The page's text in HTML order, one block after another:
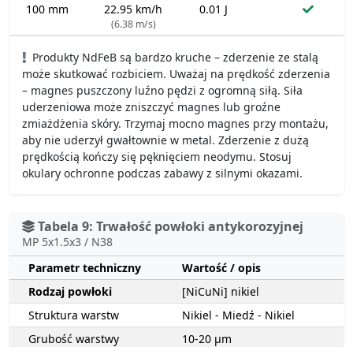
100 mm 22.95 km/h
(6.38 m/s)
0.01 J
Produkty NdFeB są bardzo kruche – zderzenie ze stalą
może skutkować rozbiciem. Uważaj na prędkość zderzenia
– magnes puszczony luźno pędzi z ogromną siłą. Siła
uderzeniowa może zniszczyć magnes lub groźne
zmiażdżenia skóry. Trzymaj mocno magnes przy montażu,
aby nie uderzył gwałtownie w metal. Zderzenie z dużą
prędkością kończy się pęknięciem neodymu. Stosuj
okulary ochronne podczas zabawy z silnymi okazami.
Tabela 9: Trwałość powłoki antykorozyjnej
MP 5x1.5x3 / N38
Parametr techniczny
Wartość / opis
Rodzaj powłoki
[NiCuNi] nikiel
Struktura warstw
Nikiel - Miedź - Nikiel
Grubość warstwy
10-20 µm